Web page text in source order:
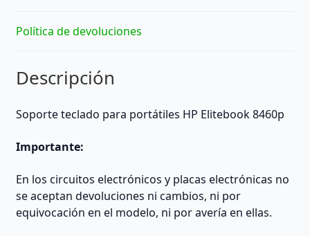
Política de devoluciones
Descripción
Soporte teclado para portátiles HP Elitebook 8460p
Importante:
En los circuitos electrónicos y placas electrónicas no
se aceptan devoluciones ni cambios, ni por
equivocación en el modelo, ni por avería en ellas.